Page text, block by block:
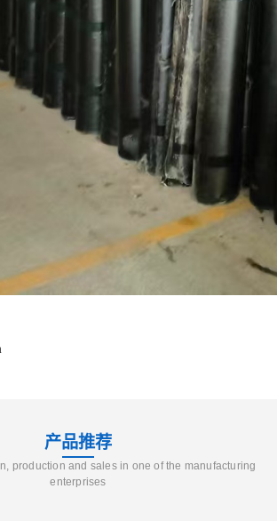
产品推荐
production and sales in one of the manufacturing
enterprises